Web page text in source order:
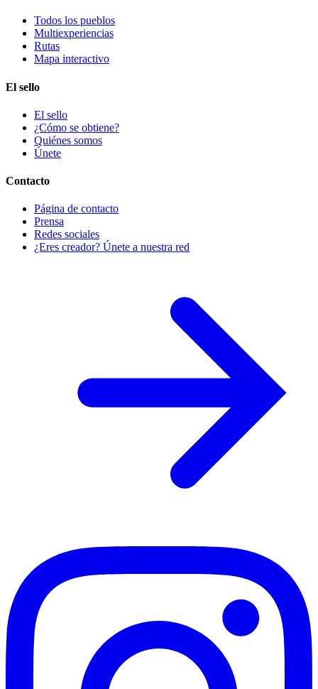
Todos los pueblos
Multiexperiencias
Rutas
Mapa interactivo
El sello
El sello
¿Cómo se obtiene?
Quiénes somos
Únete
Contacto
Página de contacto
Prensa
Redes sociales
¿Eres creador? Únete a nuestra red